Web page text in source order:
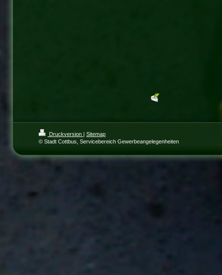
Druckversion | Sitemap
© Stadt Cottbus, Servicebereich Gewerbeangelegenheiten